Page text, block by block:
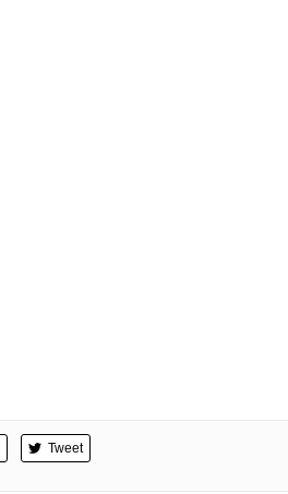
Tweet